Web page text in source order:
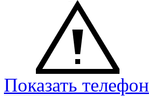
Показать телефон